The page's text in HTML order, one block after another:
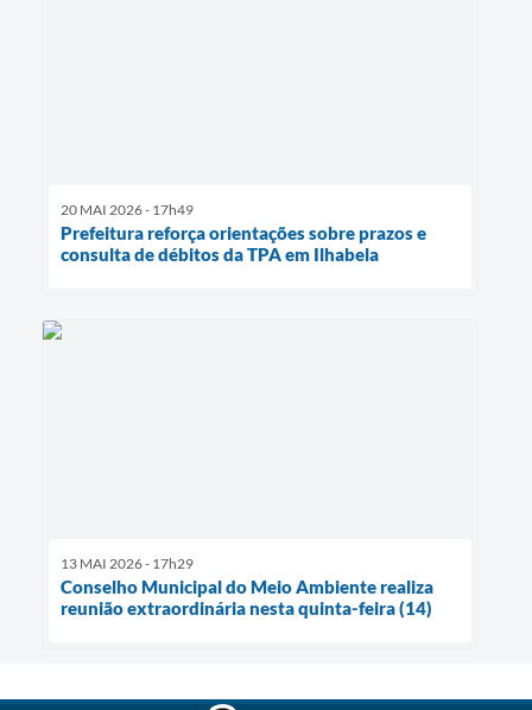
20 MAI 2026 - 17h49
Prefeitura reforça orientações sobre prazos e
consulta de débitos da TPA em Ilhabela
13 MAI 2026 - 17h29
Conselho Municipal do Meio Ambiente realiza
reunião extraordinária nesta quinta-feira (14)